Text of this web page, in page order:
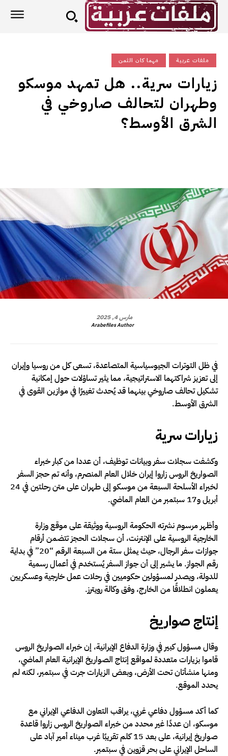
ملفات عربية مهما كان الثمن
زيارات سرية.. هل تمهد موسكو
وطهران لتحالف صاروخي في
الشرق الأوسط؟
مارس 4, 2025
Arabefiles Author
في ظل التوترات الجيوسياسية المتصاعدة، تسعى كل من روسيا وإيران
إلى تعزيز شراكتهما الاستراتيجية، مما يثير تساؤلات حول إمكانية
تشكيل تحالف صاروخي بينهما قد يُحدث تغييرًا في موازين القوى في
الشرق الأوسط.
زيارات سرية
وكشفت سجلات سفر وبيانات توظيف، أن عددا من كبار خبراء
الصواريخ الروس زاروا إيران خلال العام المنصرم، وأنه تم حجز السفر
لخبراء الأسلحة السبعة من موسكو إلى طهران على متن رحلتين في 24
أبريل و17 سبتمبر من العام الماضي.
وأظهر مرسوم نشرته الحكومة الروسية ووثيقة على موقع وزارة
الخارجية الروسية على الإنترنت، أن سجلات الحجز تتضمن أرقام
جوازات سفر الرجال، حيث يمثل ستة من السبعة الرقم “20” في بداية
رقم الجواز. ما يشير إلى أن جواز السفر يُستخدم في أعمال رسمية
للدولة، ويصدر لمسؤولين حكوميين في رحلات عمل خارجية وعسكريين
يعملون انطلاقًا من الخارج، وفق وكالة رويترز.
إنتاج صواريخ
وقال مسؤول كبير في وزارة الدفاع الإيرانية، إن خبراء الصواريخ الروس
قاموا بزيارات متعددة لمواقع إنتاج الصواريخ الإيرانية العام الماضي،
ومنها منشأتان تحت الأرض، وبعض الزيارات جرت في سبتمبر، لكنه لم
يحدد الموقع.
كما أكد مسؤول دفاعي غربي، يراقب التعاون الدفاعي الإيراني مع
موسكو، ان عددًا غير محدد من خبراء الصواريخ الروس زاروا قاعدة
صواريخ إيرانية، على بعد 15 كلم تقريبًا غرب ميناء أمير آباد على
الساحل الإيراني على بحر قزوين في سبتمبر.